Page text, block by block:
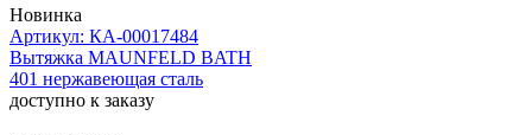
Новинка
Артикул: КА-00017484
Вытяжка MAUNFELD BATH
401 нержавеющая сталь
доступно к заказу